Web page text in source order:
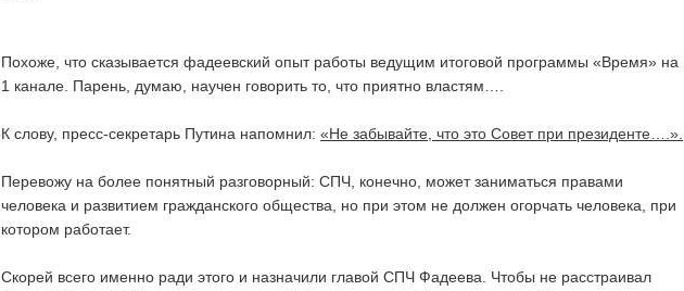
Похоже, что сказывается фадеевский опыт работы ведущим итоговой программы «Время» на
1 канале. Парень, думаю, научен говорить то, что приятно властям….
К слову, пресс-секретарь Путина напомнил: «Не забывайте, что это Совет при президенте….».
Перевожу на более понятный разговорный: СПЧ, конечно, может заниматься правами
человека и развитием гражданского общества, но при этом не должен огорчать человека, при
котором работает.
Скорей всего именно ради этого и назначили главой СПЧ Фадеева. Чтобы не расстраивал